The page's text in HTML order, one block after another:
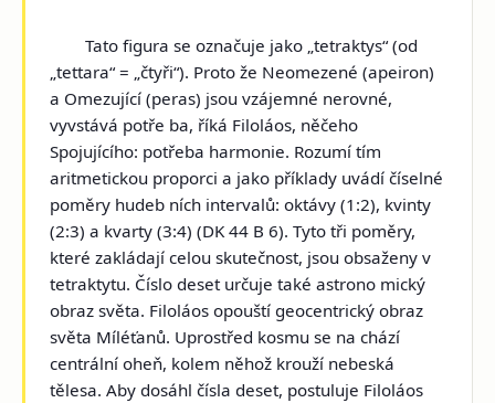
Tato figura se označuje jako „tetraktys“ (od
„tettara“ = „čtyři“). Proto že Neomezené (apeiron)
a Omezující (peras) jsou vzájemné nerovné,
vyvstává potře ba, říká Filoláos, něčeho
Spojujícího: potřeba harmonie. Rozumí tím
aritmetickou proporci a jako příklady uvádí číselné
poměry hudeb ních intervalů: oktávy (1:2), kvinty
(2:3) a kvarty (3:4) (DK 44 B 6). Tyto tři poměry,
které zakládají celou skutečnost, jsou obsaženy v
tetraktytu. Číslo deset určuje také astrono mický
obraz světa. Filoláos opouští geocentrický obraz
světa Míléťanů. Uprostřed kosmu se na chází
centrální oheň, kolem něhož krouží nebeská
tělesa. Aby dosáhl čísla deset, postuluje Filoláos